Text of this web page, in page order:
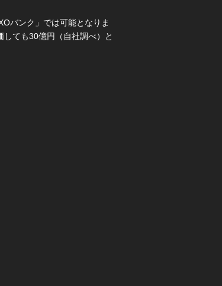
バンク」では可能となりま
ても30億円（自社調べ）と